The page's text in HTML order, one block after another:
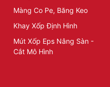
Màng Co Pe, Băng Keo
Khay Xốp Định Hình
Mút Xốp Eps Nâng Sàn -
Cắt Mô Hình